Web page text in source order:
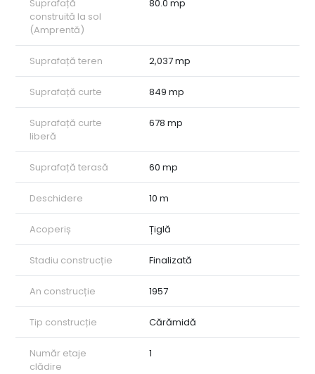
Suprafață
construită la sol
(Amprentă)
80.0 mp
Suprafață teren 2,037 mp
Suprafață curte 849 mp
Suprafață curte
liberă
678 mp
Suprafață terasă 60 mp
Deschidere 10 m
Acoperiș Țiglă
Stadiu construcție Finalizată
An construcție 1957
Tip construcție Cărămidă
Număr etaje
clădire
1